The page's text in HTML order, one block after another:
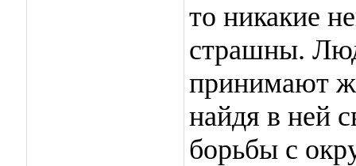
то никакие
страшны.
принимают
найдя в ней
борьбы с